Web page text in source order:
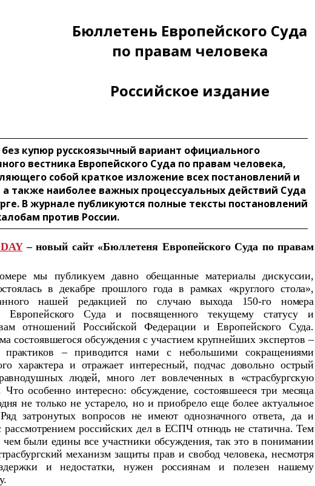
Бюллетень Европейского Суда
по правам человека
Российское издание
купюр русскоязычный вариант официального
вестника Европейского Суда по правам человека,
собой краткое изложение всех постановлений и
также наиболее важных процессуальных действий Суда
В журнале публикуются полные тексты постановлений
против России.
– новый сайт «Бюллетеня Европейского Суда по правам
мы публикуем давно обещанные материалы дискуссии,
в декабре прошлого года в рамках «круглого стола»,
нашей редакцией по случаю выхода 150-го номера
Европейского Суда и посвященного текущему статусу и
отношений Российской Федерации и Европейского Суда.
состоявшегося обсуждения с участием крупнейших экспертов –
– приводится нами с небольшими сокращениями
характера и отражает интересный, подчас довольно острый
людей, много лет вовлеченных в «страсбургскую
Что особенно интересно: обсуждение, состоявшееся три месяца
не только не устарело, но и приобрело еще более актуальное
затронутых вопросов не имеют однозначного ответа, да и
рассмотрением российских дел в ЕСПЧ отнюдь не статична. Тем
чем были едины все участники обсуждения, так это в понимании
механизм защиты прав и свобод человека, несмотря
и недостатки, нужен россиянам и полезен нашему